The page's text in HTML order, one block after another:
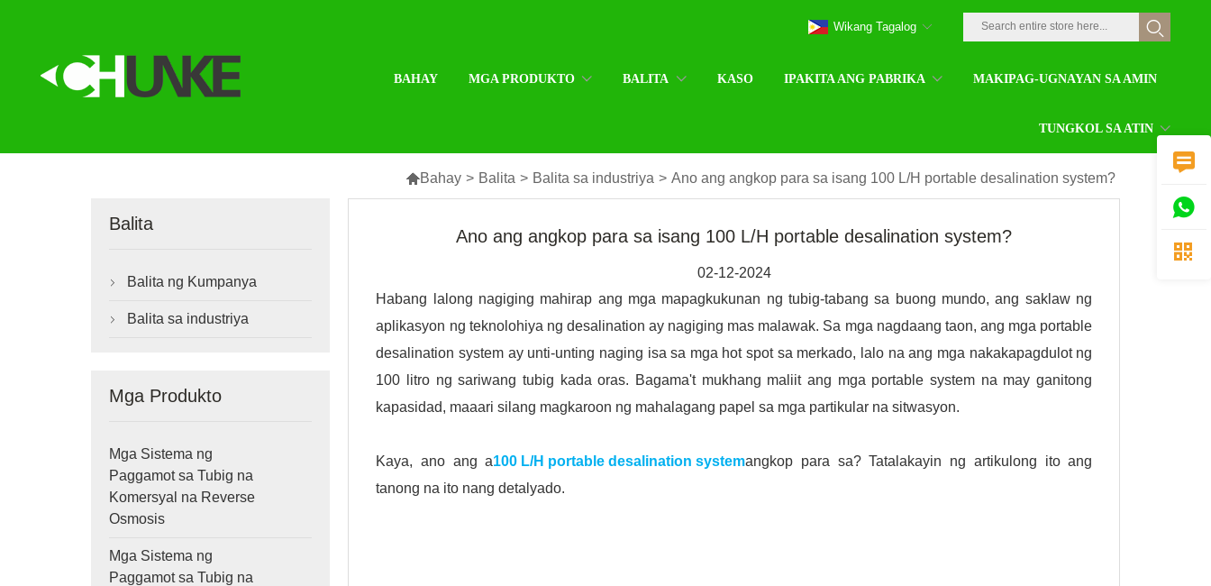
BAHAY MGA PRODUKTO BALITA KASO IPAKITA ANG PABRIKA MAKIPAG-UGNAYAN SA AMIN
TUNGKOL SA ATIN
Wikang Tagalog
Bahay > Balita > Balita sa industriya > Ano ang angkop para sa isang 100 L/H portable desalination system?
Balita
 Balita ng Kumpanya
 Balita sa industriya
Mga Produkto
Mga Sistema ng
Paggamot sa Tubig na
Komersyal na Reverse
Osmosis
Mga Sistema ng
Paggamot sa Tubig na
Ano ang angkop para sa isang 100 L/H portable desalination system?
02-12-2024
Habang lalong nagiging mahirap ang mga mapagkukunan ng tubig-tabang sa buong mundo, ang saklaw ng
aplikasyon ng teknolohiya ng desalination ay nagiging mas malawak. Sa mga nagdaang taon, ang mga portable
desalination system ay unti-unting naging isa sa mga hot spot sa merkado, lalo na ang mga nakakapagdulot ng
100 litro ng sariwang tubig kada oras. Bagama't mukhang maliit ang mga portable system na may ganitong
kapasidad, maaari silang magkaroon ng mahalagang papel sa mga partikular na sitwasyon.
Kaya, ano ang a100 L/H portable desalination systemangkop para sa? Tatalakayin ng artikulong ito ang
tanong na ito nang detalyado.


